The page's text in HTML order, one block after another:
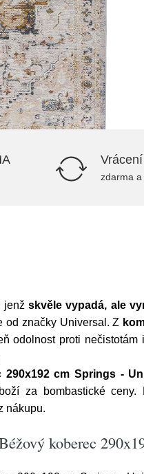
zdarma a
jenž skvěle vypadá, ale
od značky Universal. Z
odolnost proti
290x192 cm Springs -
za bombastické
nákupu.
koberec